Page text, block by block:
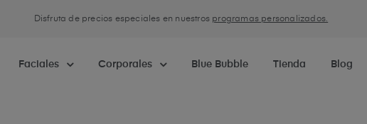
Disfruta de precios especiales en nuestros programas personalizados.
Faciales Corporales Blue Bubble Tienda Blog